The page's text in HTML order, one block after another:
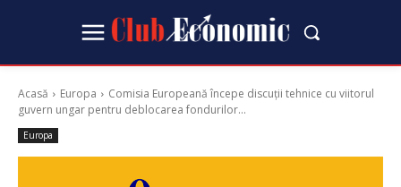
Acasă Europa
Comisia Europeană începe discuții tehnice cu viitorul
guvern ungar pentru deblocarea fondurilor...
Europa